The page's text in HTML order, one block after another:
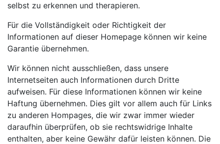
selbst zu erkennen und therapieren.
Für die Vollständigkeit oder Richtigkeit der
Informationen auf dieser Homepage können wir keine
Garantie übernehmen.
Wir können nicht ausschließen, dass unsere
Internetseiten auch Informationen durch Dritte
aufweisen. Für diese Informationen können wir keine
Haftung übernehmen. Dies gilt vor allem auch für Links
zu anderen Hompages, die wir zwar immer wieder
daraufhin überprüfen, ob sie rechtswidrige Inhalte
enthalten, aber keine Gewähr dafür leisten können. Die